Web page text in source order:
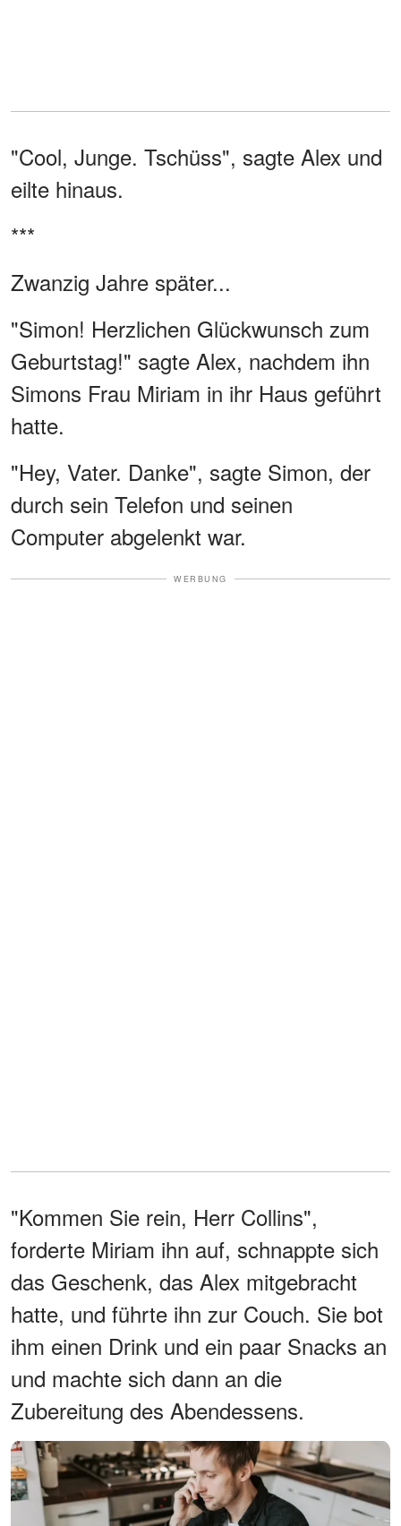
"Cool, Junge. Tschüss", sagte Alex und
eilte hinaus.
***
Zwanzig Jahre später...
"Simon! Herzlichen Glückwunsch zum
Geburtstag!" sagte Alex, nachdem ihn
Simons Frau Miriam in ihr Haus geführt
hatte.
"Hey, Vater. Danke", sagte Simon, der
durch sein Telefon und seinen
Computer abgelenkt war.
WERBUNG
"Kommen Sie rein, Herr Collins",
forderte Miriam ihn auf, schnappte sich
das Geschenk, das Alex mitgebracht
hatte, und führte ihn zur Couch. Sie bot
ihm einen Drink und ein paar Snacks an
und machte sich dann an die
Zubereitung des Abendessens.